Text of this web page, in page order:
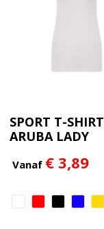
SPORT T-SHIRT
ARUBA LADY
Vanaf € 3,89